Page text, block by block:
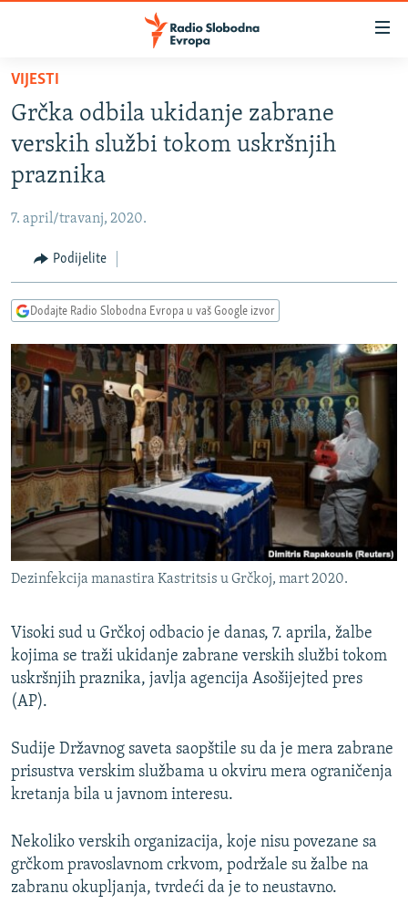
Pređite
glavni
sadržaj
na
glavnu
navigaciju
Pređite
na
pretragu
VIJESTI
BOSNA I HERCEGOVINA
CRNA GORA
VIZUELNO
INFOGRAFIKE
RAT U UKRAJINI
KINA NA BALKANU
RSE PRIČE IZ SVIJETA
ISPRIČAJ MI
DNEVNO@RSE
SPECIJALI RSE
VIŠE OD NASLOVA
GENOCID U SREBRENICI
POPLAVE I KLIZIŠTA U BIH 2024.
TV LIBERTY
POST SCRIPTUM
MOJA EVROPA
SVE KARTE DEJTONA
NASTANAK I RASPAD JUGOSLAVIJE
PRATITE NAS
Sve RFE/RL stranice
VIJESTI
Grčka odbila ukidanje zabrane
verskih službi tokom uskršnjih
praznika
7. april/travanj, 2020.
Podijelite
Dodajte Radio Slobodna Evropa u vaš Google izvor
Dezinfekcija manastira Kastritsis u Grčkoj, mart 2020.
Visoki sud u Grčkoj odbacio je danas, 7. aprila, žalbe
kojima se traži ukidanje zabrane verskih službi tokom
uskršnjih praznika, javlja agencija Asošijejted pres
(AP).
Sudije Državnog saveta saopštile su da je mera zabrane
prisustva verskim službama u okviru mera ograničenja
kretanja bila u javnom interesu.
Nekoliko verskih organizacija, koje nisu povezane sa
grčkom pravoslavnom crkvom, podržale su žalbe na
zabranu okupljanja, tvrdeći da je to neustavno.